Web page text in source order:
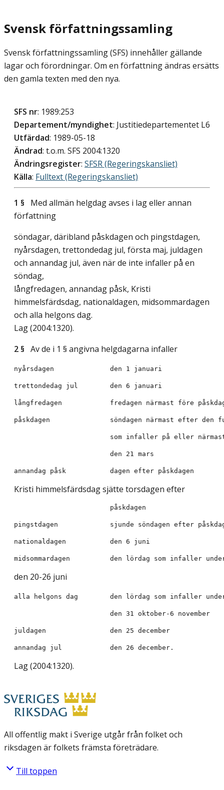
Svensk författningssamling
Svensk författningssamling (SFS) innehåller gällande
lagar och förordningar. Om en författning ändras ersätts
den gamla texten med den nya.
SFS nr: 1989:253
Departement/myndighet: Justitiedepartementet L6
Utfärdad: 1989-05-18
Ändrad: t.o.m. SFS 2004:1320
Ändringsregister: SFSR (Regeringskansliet)
Källa: Fulltext (Regeringskansliet)
1 § Med allmän helgdag avses i lag eller annan
författning
söndagar, däribland påskdagen och pingstdagen,
nyårsdagen, trettondedag jul, första maj, juldagen
och annandag jul, även när de inte infaller på en
söndag,
långfredagen, annandag påsk, Kristi
himmelsfärdsdag, nationaldagen, midsommardagen
och alla helgons dag.
Lag (2004:1320).
2 § Av de i 1 § angivna helgdagarna infaller
Kristi himmelsfärdsdag sjätte torsdagen efter
den 20-26 juni
annandag jul    	den 26 december.
Lag (2004:1320).
All offentlig makt i Sverige utgår från folket och
riksdagen är folkets främsta företrädare.
Till toppen